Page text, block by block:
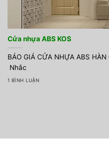
Cửa nhựa ABS KOS
BÁO GIÁ CỬA NHỰA ABS
Nhắc
1 BÌNH LUẬN